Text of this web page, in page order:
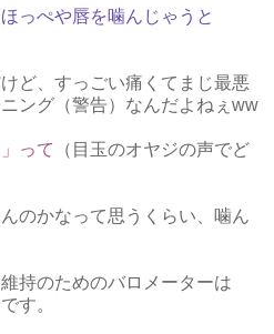
っぺや唇を噛んじゃうと
ど、すっごい痛くてまじ最悪
ング（警告）なんだよねぇww
って
（目玉のオヤジの声でど
のかなって思うくらい、噛ん
持のためのバロメーターは
す。